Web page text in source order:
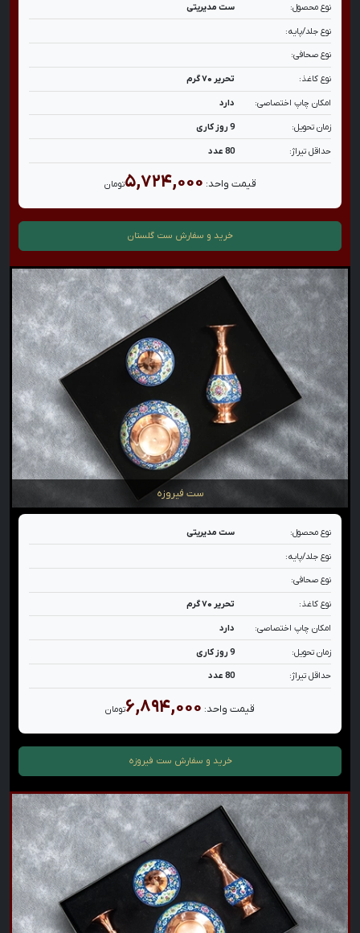
نوع محصول: ست مدیریتی
نوع جلد/پایه:
نوع صحافی:
نوع کاغذ: تحریر ۷۰ گرم
امکان چاپ اختصاصی: دارد
زمان تحویل: 9 روز کاری
حداقل تیراژ: 80 عدد
قیمت واحد: ۵,۷۲۴,۰۰۰تومان
خرید و سفارش ست گلستان
ست فیروزه
نوع محصول: ست مدیریتی
نوع جلد/پایه:
نوع صحافی:
نوع کاغذ: تحریر ۷۰ گرم
امکان چاپ اختصاصی: دارد
زمان تحویل: 9 روز کاری
حداقل تیراژ: 80 عدد
قیمت واحد: ۶,۸۹۴,۰۰۰تومان
خرید و سفارش ست فیروزه